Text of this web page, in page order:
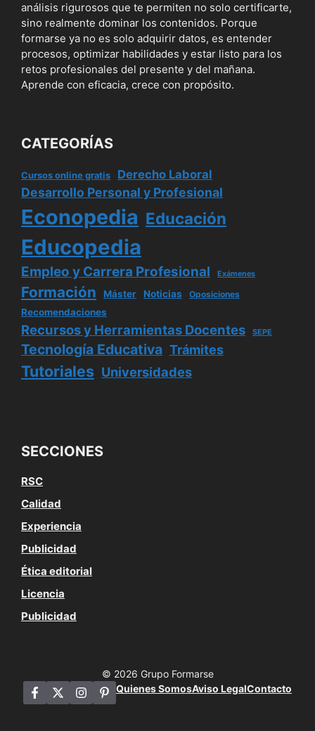
análisis rigurosos que te permiten no solo certificarte,
sino realmente dominar los contenidos. Porque
formarse ya no es solo adquirir datos, es entender
procesos, optimizar habilidades y estar listo para los
retos profesionales del presente y del mañana.
Aprende con eficacia, crece con propósito.
CATEGORÍAS
Cursos online gratis Derecho Laboral
Desarrollo Personal y Profesional
Econopedia Educación
Educopedia
Empleo y Carrera Profesional Exámenes
Formación Máster Noticias Oposiciones
Recomendaciones
Recursos y Herramientas Docentes SEPE
Tecnología Educativa Trámites
Tutoriales Universidades
SECCIONES
RSC
Calidad
Experiencia
Publicidad
Ética editorial
Licencia
Publicidad
© 2026 Grupo Formarse
Quienes SomosAviso LegalContacto